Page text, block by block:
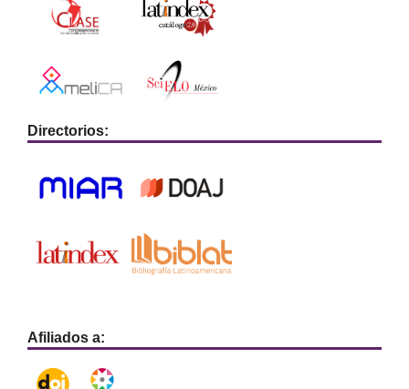
Directorios:
Afiliados a: